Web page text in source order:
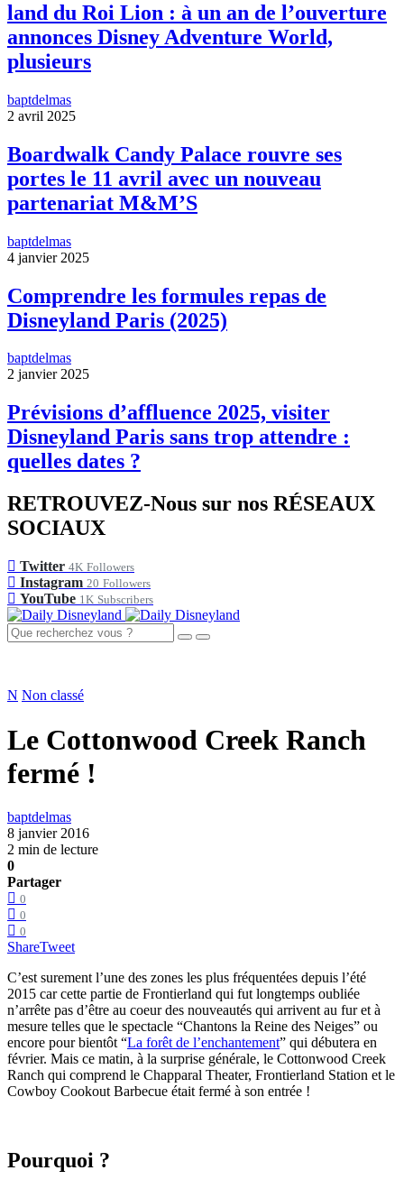
land du Roi Lion : à un an de l’ouverture
annonces Disney Adventure World,
plusieurs
baptdelmas
2 avril 2025
Boardwalk Candy Palace rouvre ses
portes le 11 avril avec un nouveau
partenariat M&M’S
baptdelmas
4 janvier 2025
Comprendre les formules repas de
Disneyland Paris (2025)
baptdelmas
2 janvier 2025
Prévisions d’affluence 2025, visiter
Disneyland Paris sans trop attendre :
quelles dates ?
RETROUVEZ-Nous sur nos RÉSEAUX
SOCIAUX
Twitter 4K Followers
Instagram 20 Followers
YouTube 1K Subscribers
N Non classé
Le Cottonwood Creek Ranch
fermé !
baptdelmas
8 janvier 2016
2 min de lecture
0
Partager
0
0
0
ShareTweet
C’est surement l’une des zones les plus fréquentées depuis l’été
2015 car cette partie de Frontierland qui fut longtemps oubliée
n’arrête pas d’être au coeur des nouveautés qui arrivent au fur et à
mesure telles que le spectacle “Chantons la Reine des Neiges” ou
encore pour bientôt “La forêt de l’enchantement” qui débutera en
février. Mais ce matin, à la surprise générale, le Cottonwood Creek
Ranch qui comprend le Chapparal Theater, Frontierland Station et le
Cowboy Cookout Barbecue était fermé à son entrée !
Pourquoi ?